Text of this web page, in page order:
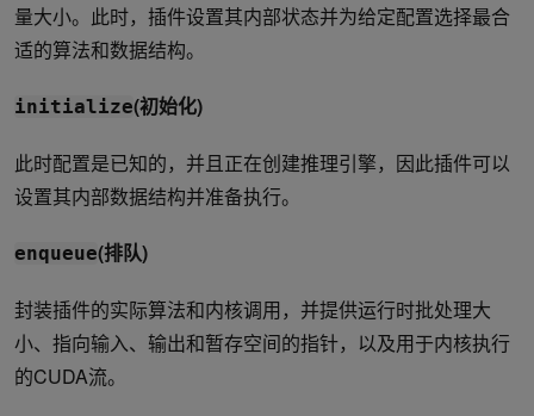
量大小。此时，插件设置其内部状态并为给定配置选择最合
适的算法和数据结构。
initialize(初始化)
此时配置是已知的，并且正在创建推理引擎，因此插件可以
设置其内部数据结构并准备执行。
enqueue(排队)
封装插件的实际算法和内核调用，并提供运行时批处理大
小、指向输入、输出和暂存空间的指针，以及用于内核执行
的CUDA流。